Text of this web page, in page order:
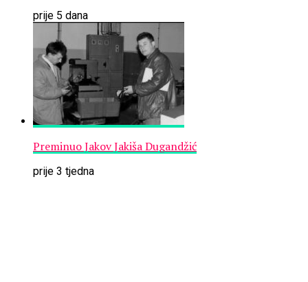
prije 5 dana
Preminuo Jakov Jakiša Dugandžić
prije 3 tjedna